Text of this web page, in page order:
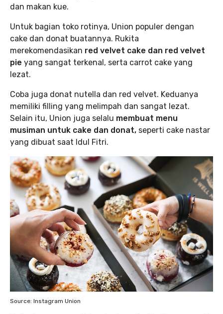
dan makan kue.
Untuk bagian toko rotinya, Union populer dengan
cake dan donat buatannya. Rukita
merekomendasikan red velvet cake dan red velvet
pie yang sangat terkenal, serta carrot cake yang
lezat.
Coba juga donat nutella dan red velvet. Keduanya
memiliki filling yang melimpah dan sangat lezat.
Selain itu, Union juga selalu membuat menu
musiman untuk cake dan donat, seperti cake nastar
yang dibuat saat Idul Fitri.
Source: Instagram Union